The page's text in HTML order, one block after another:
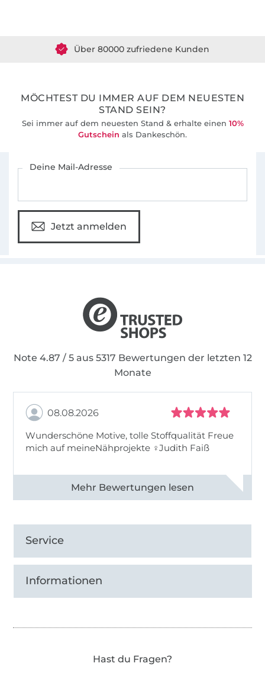
MÖCHTEST DU IMMER AUF DEM NEUESTEN
STAND SEIN?
Sei immer auf dem neuesten Stand & erhalte einen 10%
Gutschein als Dankeschön.
Deine Mail-Adresse
Jetzt anmelden
Note 4.87 / 5 aus 5317 Bewertungen der letzten 12
Monate
08.08.2026
Wunderschöne Motive, tolle Stoffqualität Freue
mich auf meineNähprojekte ♀Judith Faiß
Alle 82990 Bewertungen ansehen
Service
Informationen
Hast du Fragen?